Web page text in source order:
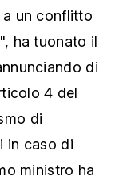
un conflitto
ha tuonato il
di
4 del
di
in caso di
ministro ha